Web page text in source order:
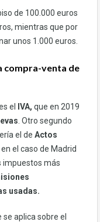
de 100.000 euros
mientras que por
unos 1.000 euros.
compra-venta de
el IVA, que en 2019
. Otro segundo
el de Actos
el caso de Madrid
impuestos más
usadas.
aplica sobre el